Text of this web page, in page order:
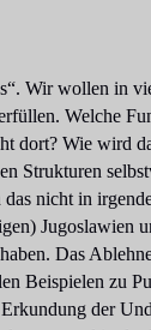
Wir wollen in
Welche
dort? Wie wird
Strukturen
nicht in
Das
Beispielen zu
der